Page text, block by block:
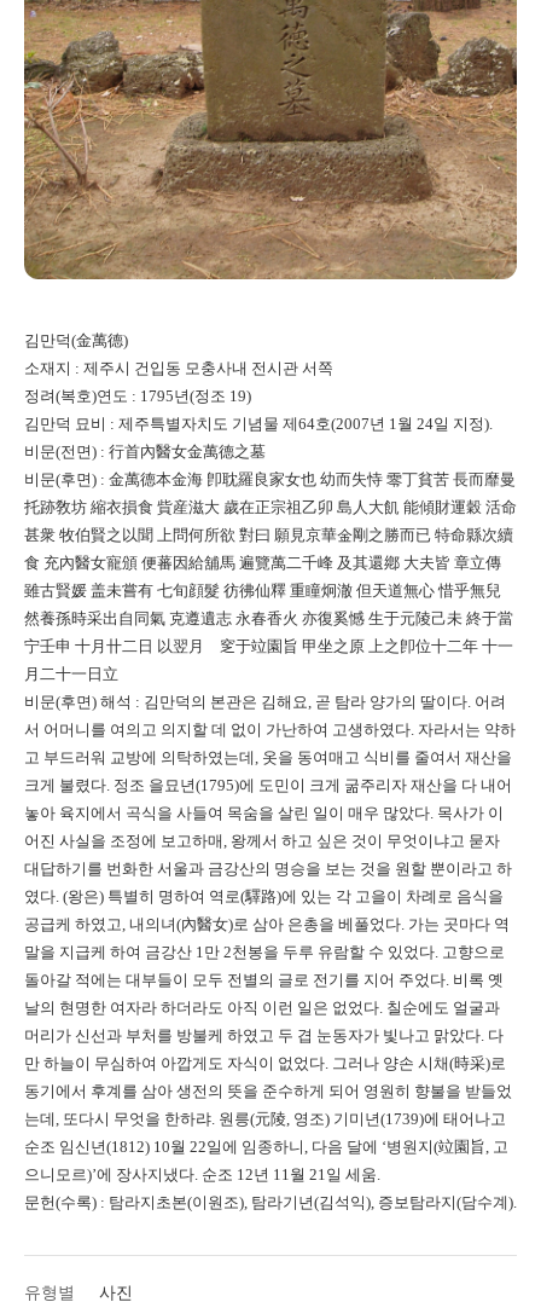
김만덕(金萬德)
소재지 : 제주시 건입동 모충사내 전시관 서쪽
정려(복호)연도 : 1795년(정조 19)
김만덕 묘비 : 제주특별자치도 기념물 제64호(2007년 1월 24일 지정).
비문(전면) : 行首內醫女金萬德之墓
비문(후면) : 金萬德本金海 卽耽羅良家女也 幼而失恃 零丁貧苦 長而靡曼
托跡敎坊 縮衣損食 貲産滋大 歲在正宗祖乙卯 島人大飢 能傾財運穀 活命
甚衆 牧伯賢之以聞 上問何所欲 對曰 願見京華金剛之勝而已 特命縣次續
食 充內醫女寵頒 便蕃因給舖馬 遍覽萬二千峰 及其還鄕 大夫皆 章立傳
雖古賢媛 盖未嘗有 七旬顔髮 彷彿仙釋 重瞳炯澈 但天道無心 惜乎無兒
然養孫時采出自同氣 克遵遺志 永春香火 亦復奚憾 生于元陵己未 終于當
宁壬申 十月卄二日 以翌月 窆于竝園旨 甲坐之原 上之卽位十二年 十一
月二十一日立
비문(후면) 해석 : 김만덕의 본관은 김해요, 곧 탐라 양가의 딸이다. 어려
서 어머니를 여의고 의지할 데 없이 가난하여 고생하였다. 자라서는 약하
고 부드러워 교방에 의탁하였는데, 옷을 동여매고 식비를 줄여서 재산을
크게 불렸다. 정조 을묘년(1795)에 도민이 크게 굶주리자 재산을 다 내어
놓아 육지에서 곡식을 사들여 목숨을 살린 일이 매우 많았다. 목사가 이
어진 사실을 조정에 보고하매, 왕께서 하고 싶은 것이 무엇이냐고 묻자
대답하기를 번화한 서울과 금강산의 명승을 보는 것을 원할 뿐이라고 하
였다. (왕은) 특별히 명하여 역로(驛路)에 있는 각 고을이 차례로 음식을
공급케 하였고, 내의녀(內醫女)로 삼아 은총을 베풀었다. 가는 곳마다 역
말을 지급케 하여 금강산 1만 2천봉을 두루 유람할 수 있었다. 고향으로
돌아갈 적에는 대부들이 모두 전별의 글로 전기를 지어 주었다. 비록 옛
날의 현명한 여자라 하더라도 아직 이런 일은 없었다. 칠순에도 얼굴과
머리가 신선과 부처를 방불케 하였고 두 겹 눈동자가 빛나고 맑았다. 다
만 하늘이 무심하여 아깝게도 자식이 없었다. 그러나 양손 시채(時采)로
동기에서 후계를 삼아 생전의 뜻을 준수하게 되어 영원히 향불을 받들었
는데, 또다시 무엇을 한하랴. 원릉(元陵, 영조) 기미년(1739)에 태어나고
순조 임신년(1812) 10월 22일에 임종하니, 다음 달에 ‘병원지(竝園旨, 고
으니모르)’에 장사지냈다. 순조 12년 11월 21일 세움.
문헌(수록) : 탐라지초본(이원조), 탐라기년(김석익), 증보탐라지(담수계).
유형별
사진